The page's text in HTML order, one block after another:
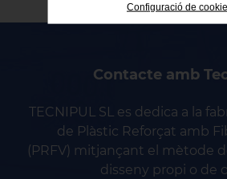
Contacte amb
TECNIPUL SL es dedica a la
de Plàstic Reforçat amb
(PRFV) mitjançant el mètode
disseny propi o de
Configuració de